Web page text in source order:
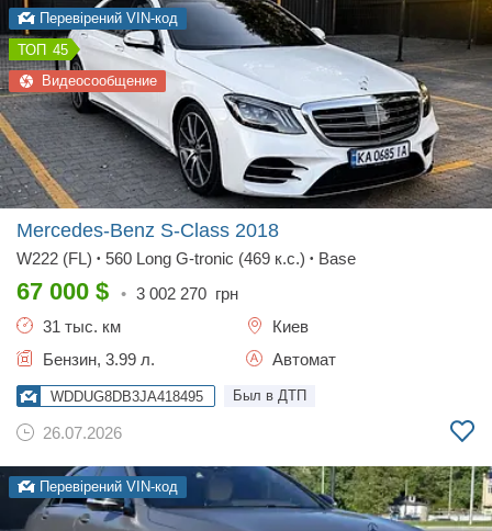
Перевірений VIN-код
45
Видеосообщение
Mercedes-Benz S-Class 2018
W222 (FL) • 560 Long G-tronic (469 к.с.) • Base
67 000 $ • 3 002 270 грн
31 тыс. км
Киев
Бензин, 3.99 л.
Автомат
WDDUG8DB3JA418495 Был в ДТП
26.07.2026
Перевірений VIN-код